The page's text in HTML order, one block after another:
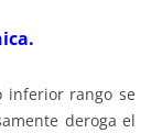
inferior rango se
deroga el